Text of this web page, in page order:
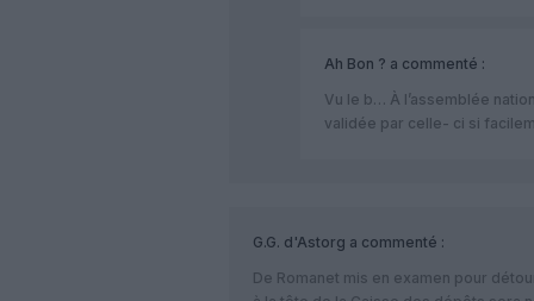
Ah Bon ? a commenté :
Vu le b… À l’assemblée
validée par celle- ci si
G.G. d'Astorg a commenté :
De Romanet mis en examen pour